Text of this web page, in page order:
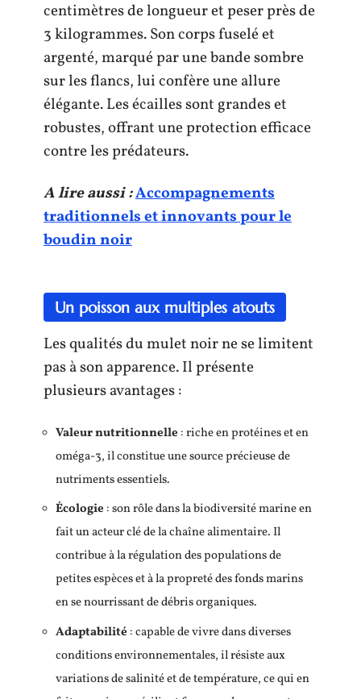
centimètres de longueur et peser près de
3 kilogrammes. Son corps fuselé et
argenté, marqué par une bande sombre
sur les flancs, lui confère une allure
élégante. Les écailles sont grandes et
robustes, offrant une protection efficace
contre les prédateurs.
A lire aussi :Accompagnements
traditionnels et innovants pour le
boudin noir
Un poisson aux multiples atouts
Les qualités du mulet noir ne se limitent
pas à son apparence. Il présente
plusieurs avantages :
Valeur nutritionnelle : riche en protéines et en
oméga-3, il constitue une source précieuse de
nutriments essentiels.
Écologie : son rôle dans la biodiversité marine en
fait un acteur clé de la chaîne alimentaire. Il
contribue à la régulation des populations de
petites espèces et à la propreté des fonds marins
en se nourrissant de débris organiques.
Adaptabilité : capable de vivre dans diverses
conditions environnementales, il résiste aux
variations de salinité et de température, ce qui en